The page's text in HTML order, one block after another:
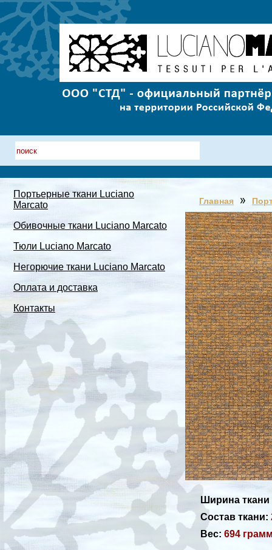
Портьерные ткани Luciano
Marcato
Обивочные ткани Luciano Marcato
Тюли Luciano Marcato
Негорючие ткани Luciano Marcato
Оплата и доставка
Контакты
Главная
Ширина ткани
Состав ткани:
Вес: 694